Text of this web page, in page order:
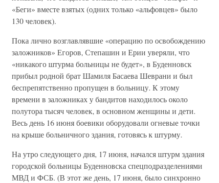
«Беги» вместе взятых (одних только «альфовцев» было
130 человек).
Пока лично возглавлявшие «операцию по освобождению
заложников» Егоров, Степашин и Ерии уверяли, что
«никакого штурма больницы не будет», в Буденновск
прибыл родной брат Шамиля Басаева Шеврани и был
беспрепятственно пропущен в больницу. К этому
времени в заложниках у бандитов находилось около
полутора тысяч человек, в основном женщины и дети.
Весь день 16 июня боевики оборудовали огневые точки
на крыше больничного здания, готовясь к штурму.
На утро следующего дня, 17 июня, начался штурм здания
городской больницы Буденновска спецподразделениями
МВД и ФСБ. (В этот же день, 17 июня, было синхронно